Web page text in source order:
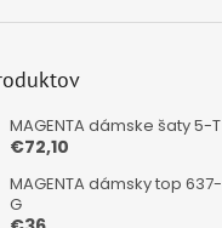
MAGENTA dámske šaty 5-T
€72,10
MAGENTA dámsky top 637-
G